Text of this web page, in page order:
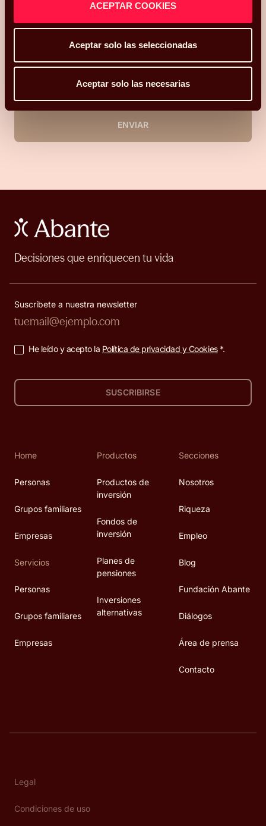
ACEPTAR COOKIES
Aceptar solo las seleccionadas
Aceptar solo las necesarias
ENVIAR
Decisiones que enriquecen tu vida
Suscríbete a nuestra newsletter
He leído y acepto la Política de privacidad y Cookies*.
SUSCRIBIRSE
Home
Personas
Grupos familiares
Empresas
Servicios
Personas
Grupos familiares
Empresas
Productos
Productos de
inversión
Fondos de
inversión
Planes de
pensiones
Inversiones
alternativas
Secciones
Nosotros
Riqueza
Empleo
Blog
Fundación Abante
Diálogos
Área de prensa
Contacto
Legal
Condiciones de uso